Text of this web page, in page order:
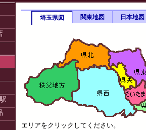
埼玉県図 関東地図 日本地図
エリアをクリックしてください。